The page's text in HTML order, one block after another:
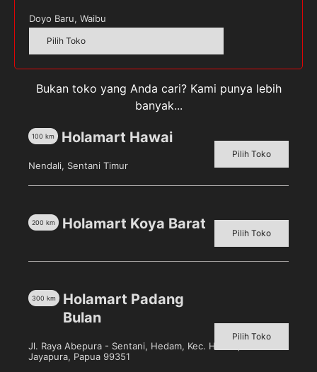
harga
Doyo Baru, Waibu
Pilih Toko
Bukan toko yang Anda cari? Kami punya lebih
banyak...
Holamart Hawai
100 km
Nendali, Sentani Timur
Pilih Toko
Holamart Koya Barat
200 km
Pilih Toko
Holamart Padang
Bulan
300 km
Jl. Raya Abepura - Sentani, Hedam, Kec. Heram, Kota
Jayapura, Papua 99351
Pilih Toko